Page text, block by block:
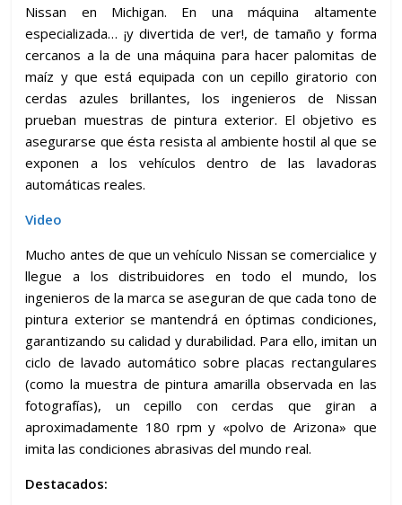
Nissan en Michigan. En una máquina altamente
especializada… ¡y divertida de ver!, de tamaño y forma
cercanos a la de una máquina para hacer palomitas de
maíz y que está equipada con un cepillo giratorio con
cerdas azules brillantes, los ingenieros de Nissan
prueban muestras de pintura exterior. El objetivo es
asegurarse que ésta resista al ambiente hostil al que se
exponen a los vehículos dentro de las lavadoras
automáticas reales.
Video
Mucho antes de que un vehículo Nissan se comercialice y
llegue a los distribuidores en todo el mundo, los
ingenieros de la marca se aseguran de que cada tono de
pintura exterior se mantendrá en óptimas condiciones,
garantizando su calidad y durabilidad. Para ello, imitan un
ciclo de lavado automático sobre placas rectangulares
(como la muestra de pintura amarilla observada en las
fotografías), un cepillo con cerdas que giran a
aproximadamente 180 rpm y «polvo de Arizona» que
imita las condiciones abrasivas del mundo real.
Destacados: